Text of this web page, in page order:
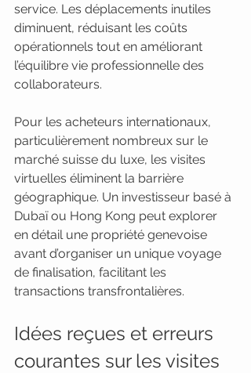
service. Les déplacements inutiles
diminuent, réduisant les coûts
opérationnels tout en améliorant
l’équilibre vie professionnelle des
collaborateurs.
Pour les acheteurs internationaux,
particulièrement nombreux sur le
marché suisse du luxe, les visites
virtuelles éliminent la barrière
géographique. Un investisseur basé à
Dubaï ou Hong Kong peut explorer
en détail une propriété genevoise
avant d’organiser un unique voyage
de finalisation, facilitant les
transactions transfrontalières.
Idées reçues et erreurs
courantes sur les visites